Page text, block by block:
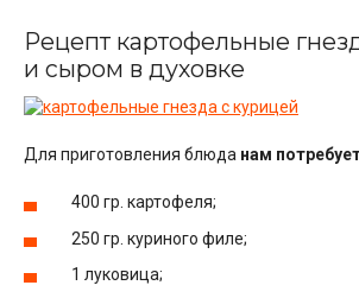
Рецепт картофельные
и сыром в духовке
Для приготовления блюда нам
400 гр. картофеля;
250 гр. куриного филе;
1 луковица;